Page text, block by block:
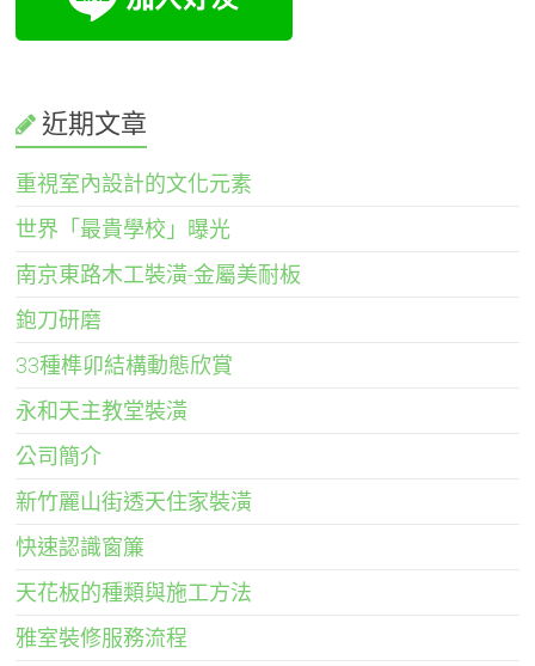
近期文章
重視室內設計的文化元素
世界「最貴學校」曝光
南京東路木工裝潢-金屬美耐板
鉋刀研磨
33種榫卯結構動態欣賞
永和天主教堂裝潢
公司簡介
新竹麗山街透天住家裝潢
快速認識窗簾
天花板的種類與施工方法
雅室裝修服務流程